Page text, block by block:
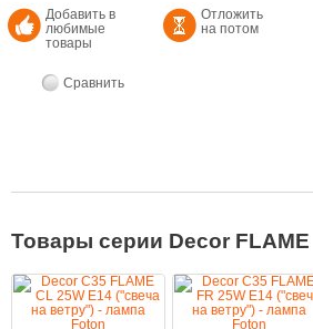
Добавить в
любимые
товары
Отложить
на потом
Сравнить
Товары серии Decor FLAME